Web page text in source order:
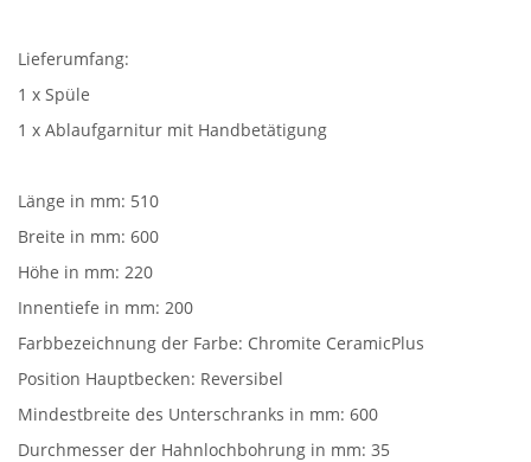
Lieferumfang:
1 x Spüle
1 x Ablaufgarnitur mit Handbetätigung
Länge in mm: 510
Breite in mm: 600
Höhe in mm: 220
Innentiefe in mm: 200
Farbbezeichnung der Farbe: Chromite CeramicPlus
Position Hauptbecken: Reversibel
Mindestbreite des Unterschranks in mm: 600
Durchmesser der Hahnlochbohrung in mm: 35